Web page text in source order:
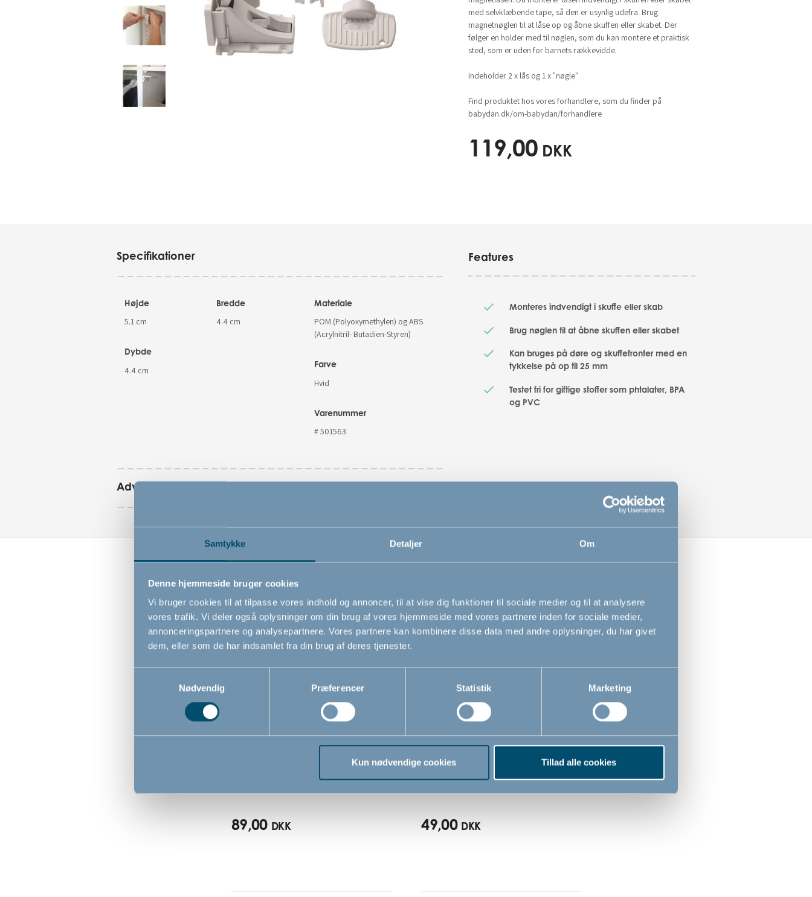
Samtykke Detaljer Om
Denne hjemmeside bruger cookies
Vi bruger cookies til at tilpasse vores indhold og annoncer, til at vise dig funktioner til sociale medier og til at analysere
vores trafik. Vi deler også oplysninger om din brug af vores hjemmeside med vores partnere inden for sociale medier,
annonceringspartnere og analysepartnere. Vores partnere kan kombinere disse data med andre oplysninger, du har givet
dem, eller som de har indsamlet fra din brug af deres tjenester.
Nødvendig
Præferencer Statistik Marketing
Kun nødvendige cookies Tillad alle cookies
med selvklæbende tape, så den er usynlig udefra. Brug
magnetnøglen til at låse op og åbne skuffen eller skabet. Der
følger en holder med til nøglen, som du kan montere et praktisk
sted, som er uden for barnets rækkevidde.
Indeholder 2 x lås og 1 x "nøgle"
Find produktet hos vores forhandlere, som du finder på
babydan.dk/om-babydan/forhandlere
119,00 DKK
Specifikationer
Højde
5.1 cm
Bredde
4.4 cm
Dybde
4.4 cm
Materiale
POM (Polyoxymethylen) og ABS
(Acrylnitril- Butadien-Styren)
Farve
Hvid
Varenummer
# 501563
Advarsler
Features
Monteres indvendigt i skuffe eller skab
Brug nøglen til at åbne skuffen eller skabet
Kan bruges på døre og skuffefronter med en
tykkelse på op til 25 mm
Testet fri for giftige stoffer som phtalater, BPA
og PVC
89,00 DKK
BabyDan fingerbeskytter
49,00 DKK